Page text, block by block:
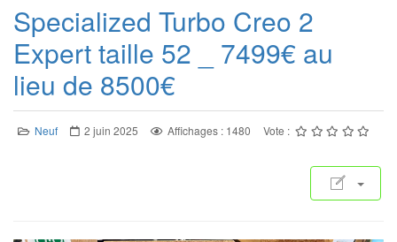
Specialized Turbo Creo 2
Expert taille 52 _ 7499€ au
lieu de 8500€
Neuf 2 juin 2025 Affichages : 1480 Vote :